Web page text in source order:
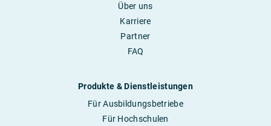
Über uns
Karriere
Partner
FAQ
Produkte & Dienstleistungen
Für Ausbildungsbetriebe
Für Hochschulen